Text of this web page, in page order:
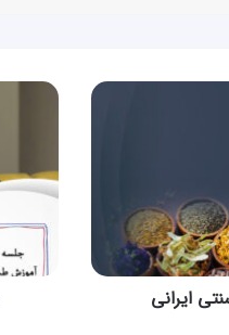
ایرانی
جلسه
آموزش
طب
سنتی
ایرانی